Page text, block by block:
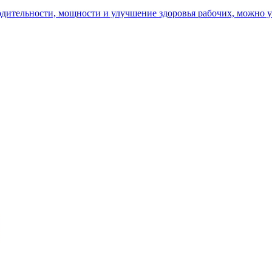
мощности и улучшение здоровья рабочих, можно